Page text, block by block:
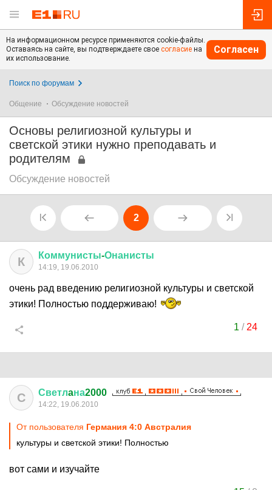
На информационном ресурсе применяются cookie-файлы.
Оставаясь на сайте, вы подтверждаете свое согласие на
их использование.
Согласен
Поиск по форумам
Общение Обсуждение новостей
Основы религиозной культуры и
светской этики нужно преподавать и
родителям
Обсуждение новостей
2
К Коммунисты-Онанисты
14:19, 19.06.2010
очень рад введению религиозной культуры и светской
этики! Полностью поддерживаю!
1 / 24
С Светлaна2000
14:22, 19.06.2010
От пользователя Германия 4:0 Австралия
культуры и светской этики! Полностью
вот сами и изучайте